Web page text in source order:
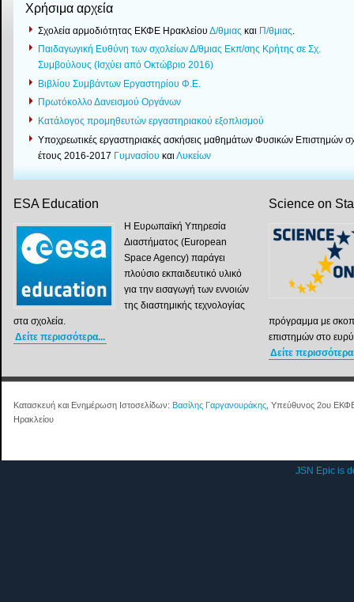
Χρήσιμα αρχεία
Σχολεία αρμοδιότητας ΕΚΦΕ Ηρακλείου Δ/θμιας και Π/θμιας
Παιδαγωγική Ευθύνη των σχολείων Δ/θμιας Εκπ/σης Κρήτης σε Σχ.
Συμβούλους (Ισχύει από Οκτώβριο 2016)
Βιβλίου Συμβάντων Εργαστηρίου Φ.Ε.
Πρωτόκολλο Δανεισμού Οργάνων
Κατάλογος προμηθευτών εργαστηριακού εξοπλισμού
Yποχρεωτικές εργαστηριακές ασκήσεις μαθημάτων Φυσικών Επιστημών
έτους 2016-2017 Γυμνασίου και Λυκείων
ESA Education
Η Ευρωπαϊκή Υπηρεσία
Διαστήματος (European
Space Agency) παράγει
πλούσιο εκπαιδευτικό υλικό
για την εισαγωγή των εννοιών
της διαστημικής τεχνολογίας
στα σχολεία.
Δείτε περισσότερα...
Science on
πρόγραμμα με
επιστημών στο
Δείτε
Κατασκευή και Ενημέρωση Ιστοσελίδων: Βασίλης Γαργανουράκης , Υπεύθυνος 2ου
Ηρακλείου
JSN Epic is